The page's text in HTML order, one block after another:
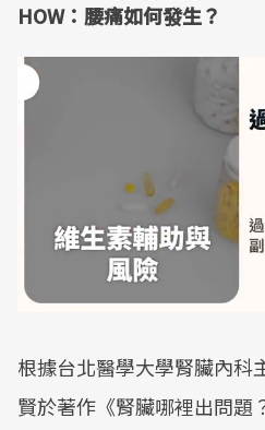
HOW：腰痛如何發生？
根據台北醫學大學腎臟內科
賢於著作《腎臟哪裡出問題